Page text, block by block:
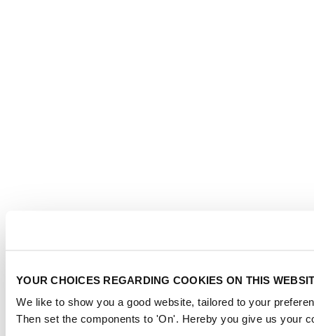
YOUR CHOICES REGARDING COOKIES ON THIS
We like to show you a good website, tailored to your
Then set the components to 'On'. Hereby you give us your